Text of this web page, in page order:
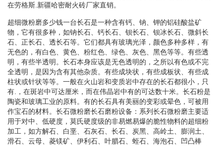
在劳格斯.新疆哈密耐火砖厂家直销。
超细微粉磨多少钱一台长石是一种含有钙、钠、钾的铝硅酸盐矿
物，它有很多种，如钠长石、钙长石、钡长石、钡冰长石、微斜长
石、正长石、透长石等。它们都具有玻璃光泽，颜色多种多样，有
无色的，有白色、黄色、粉红色、绿色、灰色、黑色等等。有些透
明，有些半透明。长石本身应该是无色透明的，之所以有色或不完
全透明，是因为含有其他杂质。有些成块状，有些成板状、有些成
柱状或针状等等。一般在火山岩和变质岩中存在的长石都很小，只
有.，在斑岩中可达厘米，而在伟晶岩中有的可达数十米。长石粉是
陶瓷和玻璃工业的原料。有的长石具有美丽的变彩或晕色，可被用
作宝石的材料。长石微粉磨长石磨粉设备：系列长石微粉磨主要适
用于对中、低硬度，莫氏硬度级的非易燃易爆的脆性物料的超细粉
加工，如方解石、白垩、石灰石、长石、炭黑、高岭土、膨润土、
滑石、云母、菱镁矿、伊利石、叶腊石、蛭石、海泡石、凹凸棒